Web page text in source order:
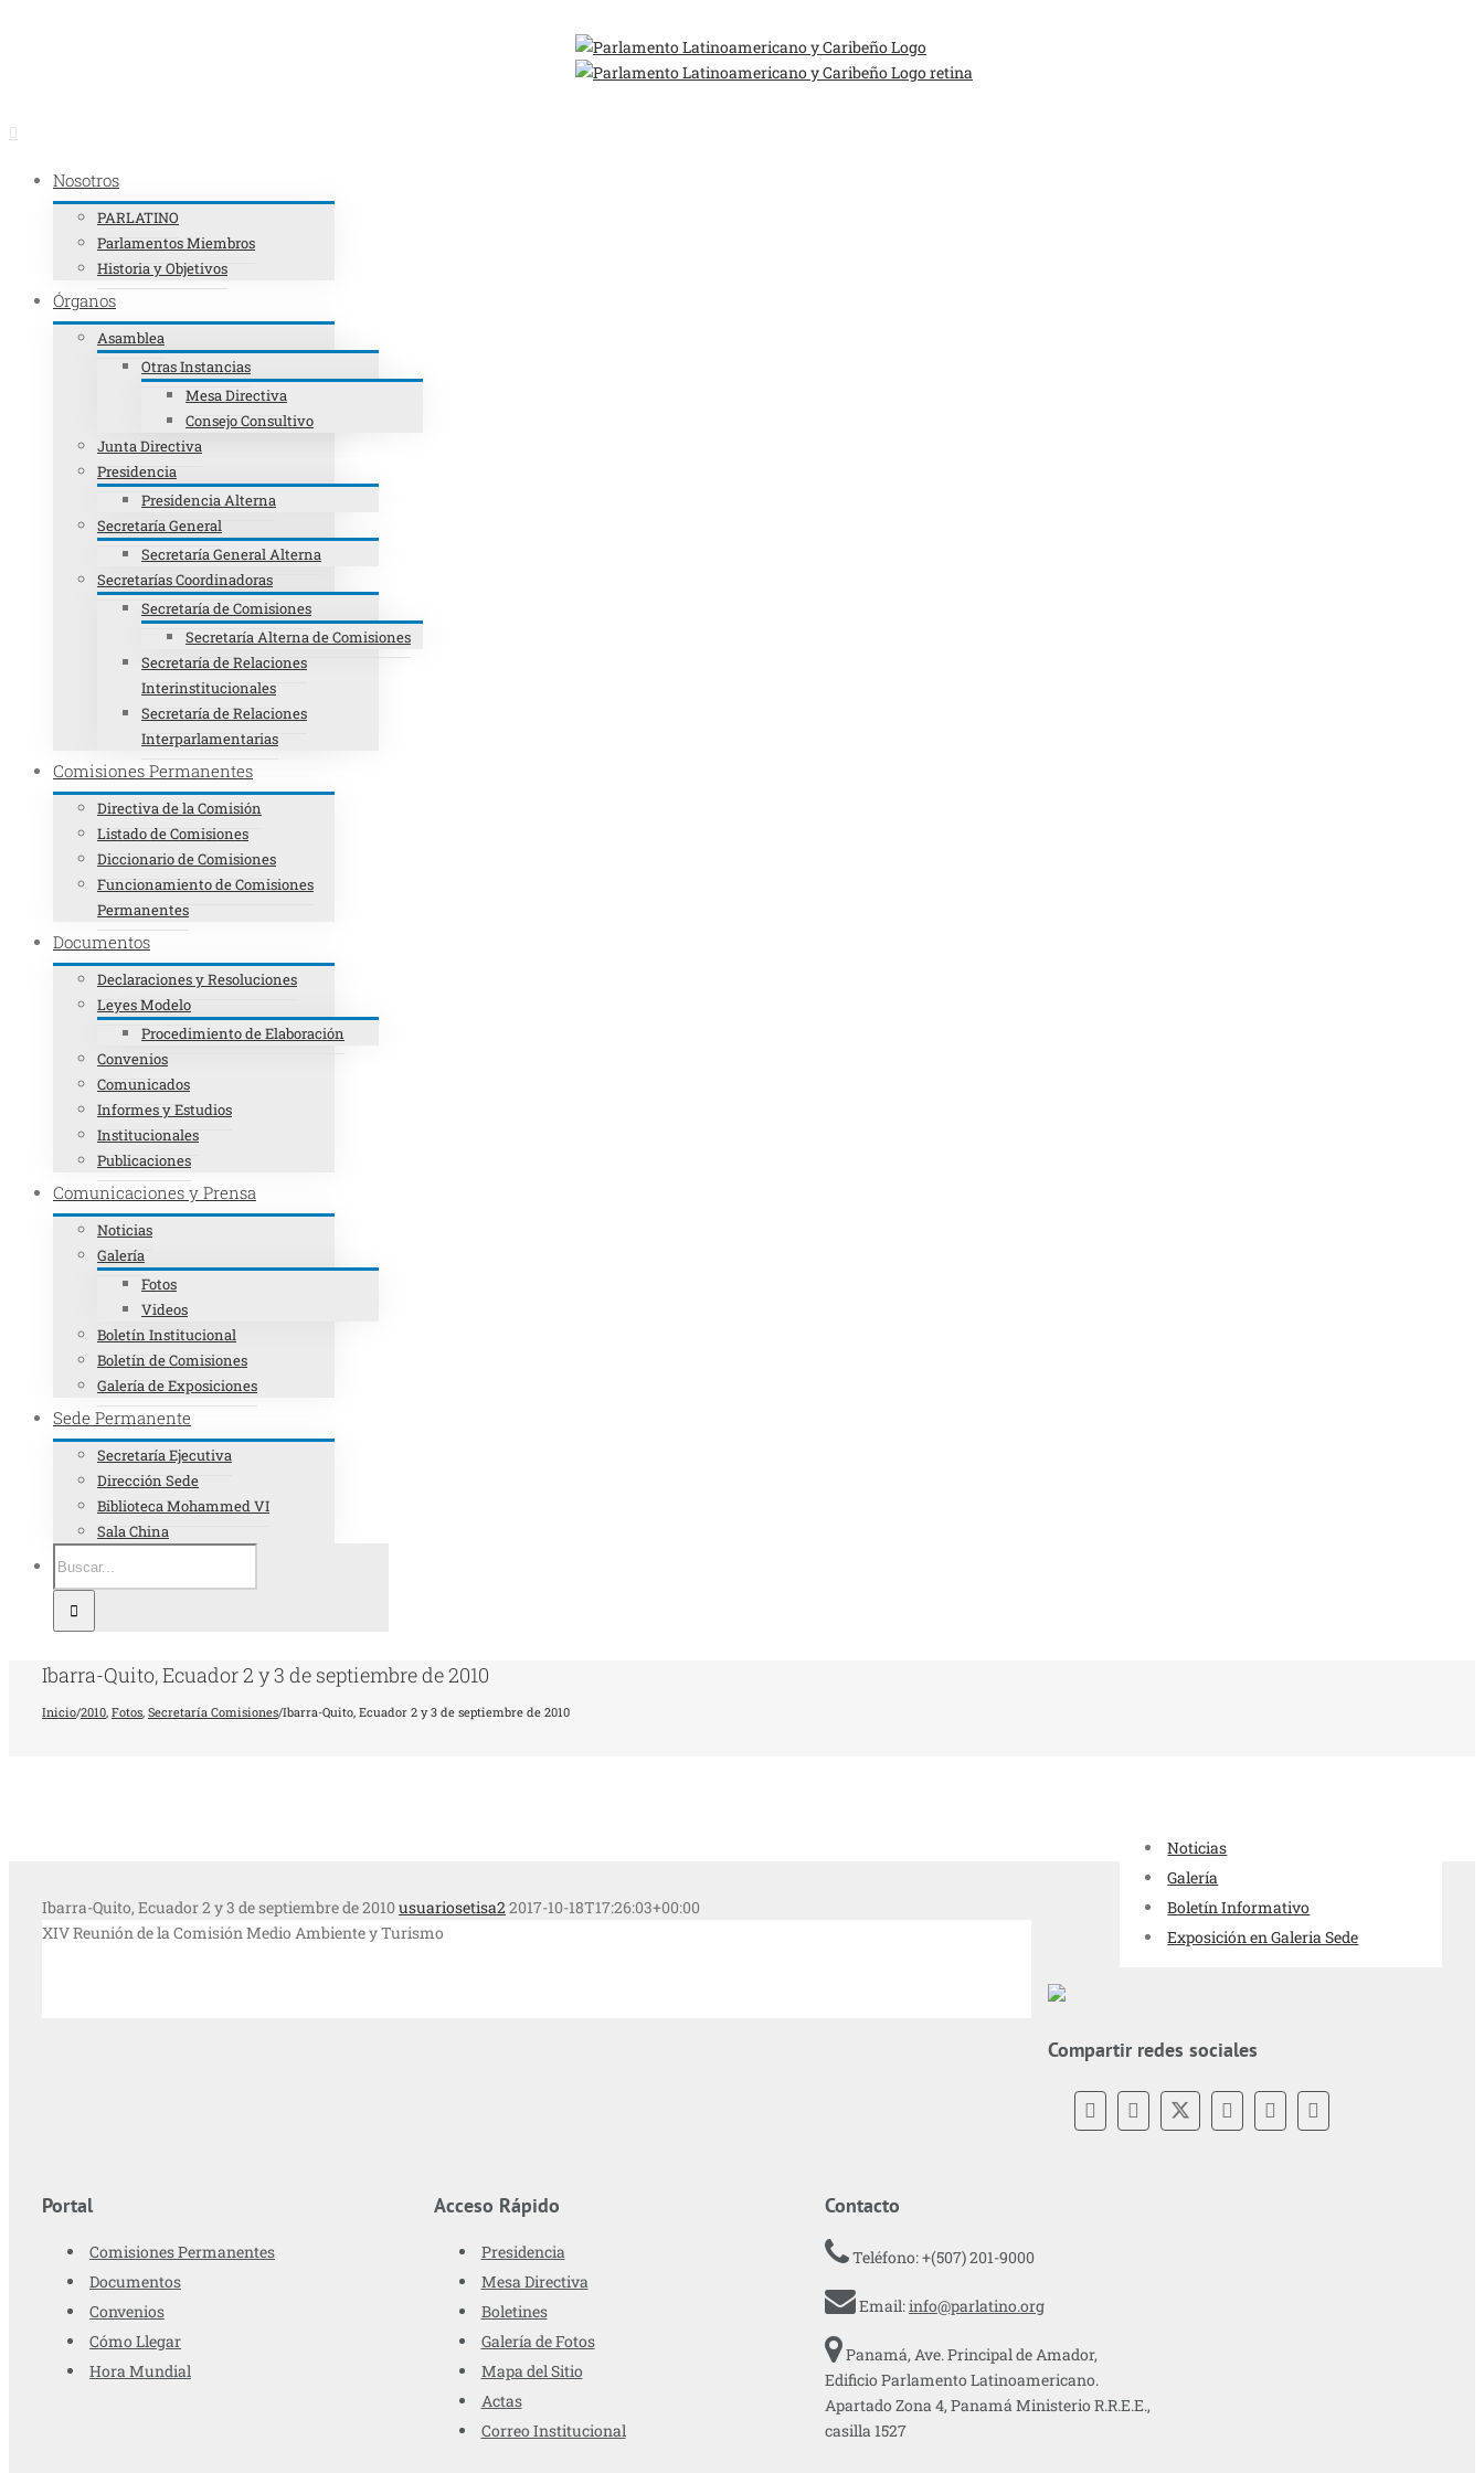
Nosotros
PARLATINO
Parlamentos Miembros
Historia y Objetivos
Órganos
Asamblea
Otras Instancias
Mesa Directiva
Consejo Consultivo
Junta Directiva
Presidencia
Presidencia Alterna
Secretaría General
Secretaría General Alterna
Secretarías Coordinadoras
Secretaría de Comisiones
Secretaría Alterna de Comisiones
Secretaría de Relaciones
Interinstitucionales
Secretaría de Relaciones
Interparlamentarias
Comisiones Permanentes
Directiva de la Comisión
Listado de Comisiones
Diccionario de Comisiones
Funcionamiento de Comisiones
Permanentes
Documentos
Declaraciones y Resoluciones
Leyes Modelo
Procedimiento de Elaboración
Convenios
Comunicados
Informes y Estudios
Institucionales
Publicaciones
Comunicaciones y Prensa
Noticias
Galería
Fotos
Videos
Boletín Institucional
Boletín de Comisiones
Galería de Exposiciones
Sede Permanente
Secretaría Ejecutiva
Dirección Sede
Biblioteca Mohammed VI
Sala China
Ibarra-Quito, Ecuador 2 y 3 de septiembre de 2010
Inicio/2010, Fotos, Secretaría Comisiones/Ibarra-Quito, Ecuador 2 y 3 de septiembre de 2010
Ibarra-Quito, Ecuador 2 y 3 de septiembre de 2010 usuariosetisa2 2017-10-18T17:26:03+00:00
XIV Reunión de la Comisión Medio Ambiente y Turismo
Noticias
Galería
Boletín Informativo
Exposición en Galeria Sede
Compartir redes sociales
Portal
Comisiones Permanentes
Documentos
Convenios
Cómo Llegar
Hora Mundial
Acceso Rápido
Presidencia
Mesa Directiva
Boletines
Galería de Fotos
Mapa del Sitio
Actas
Correo Institucional
Contacto
Teléfono: +(507) 201-9000
Email:info@parlatino.org
Panamá, Ave. Principal de Amador,
Edificio Parlamento Latinoamericano.
Apartado Zona 4, Panamá Ministerio R.R.E.E.,
casilla 1527